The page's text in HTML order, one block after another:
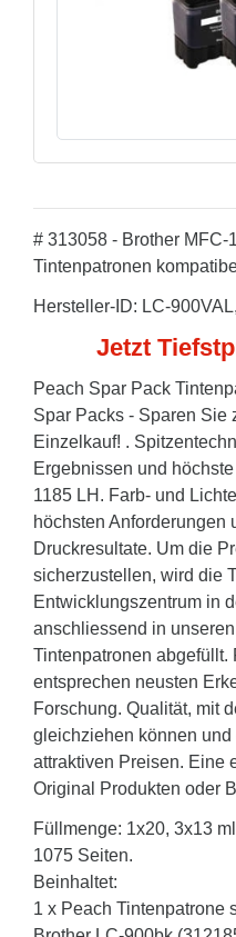
# 313058 - Brother
Tintenpatronen
Hersteller-ID: LC-
Jetzt
Peach Spar Pack
Spar Packs - Sparen Sie
Einzelkauf! .
Ergebnissen und
1185 LH. Farb- und
höchsten
Druckresultate. Um die
sicherzustellen, wird die
Entwicklungszentrum in
anschliessend in
Tintenpatronen abgefüllt.
entsprechen neusten
Forschung. Qualität, mit
gleichziehen können
attraktiven Preisen. Eine
Original Produkten oder
Füllmenge: 1x20, 3x13
1075 Seiten.
Beinhaltet:
1 x Peach Tintenpatrone